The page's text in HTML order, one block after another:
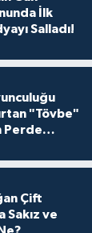
İlk
Salladı!
"Tövbe"
Perde
Çift
Sakız ve